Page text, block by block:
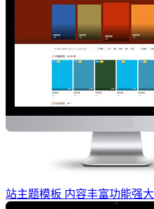
站主题模板 内容丰富功能强大